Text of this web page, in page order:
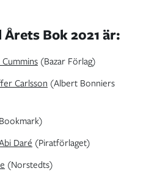
Bok 2021 är:
(Bazar Förlag)
Carlsson (Albert Bonniers
Daré (Piratförlaget)
(Norstedts)